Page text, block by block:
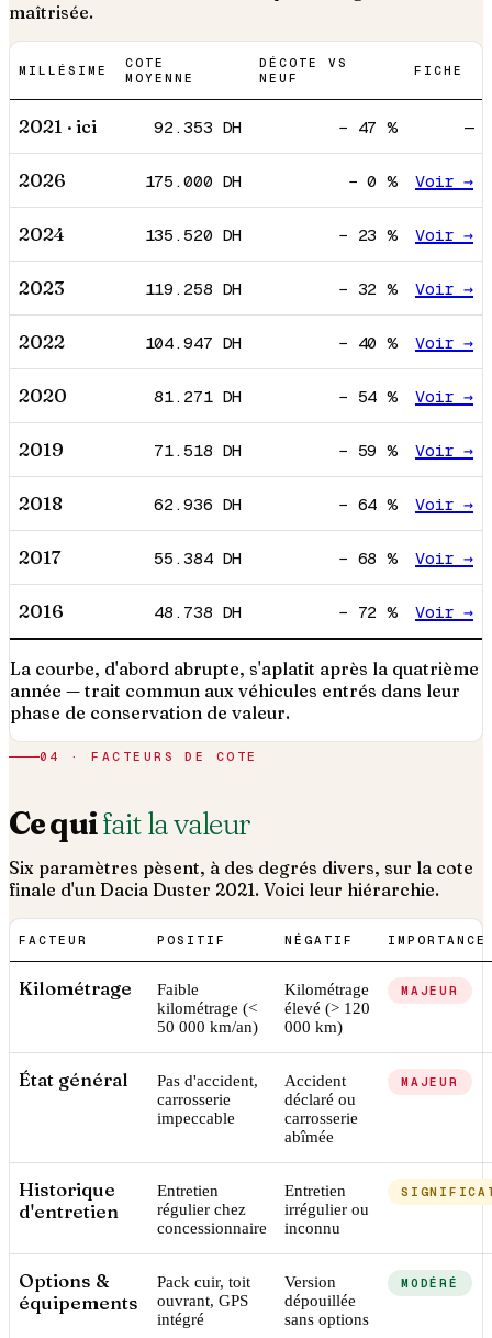
maîtrisée.
MILLÉSIME
COTE
MOYENNE
DÉCOTE VS
NEUF
FICHE
2021 · ici 92.353 DH − 47 % —
2026 175.000 DH −0 % Voir →
2024 135.520 DH − 23 % Voir →
2023 119.258 DH − 32 % Voir →
2022 104.947 DH − 40 % Voir →
2020 81.271DH − 54 % Voir →
2019 71.518 DH − 59 % Voir →
2018 62.936 DH − 64 % Voir →
2017 55.384DH − 68 % Voir →
2016 48.738 DH − 72 % Voir →
La courbe, d'abord abrupte, s'aplatit après la quatrième
année — trait commun aux véhicules entrés dans leur
phase de conservation de valeur.
04 · FACTEURS DE COTE
Ce quifait la valeur
Six paramètres pèsent, à des degrés divers, sur la cote
finale d'un Dacia Duster 2021. Voici leur hiérarchie.
FACTEUR POSITIF NÉGATIF IMPORTANCE
Kilométrage
Faible
kilométrage (<
50 000 km/an)
Kilométrage
élevé (> 120
000 km)
MAJEUR
État général
Pas d'accident,
carrosserie
impeccable
Accident
déclaré ou
carrosserie
abîmée
MAJEUR
Historique
d'entretien
Entretien
régulier chez
concessionnaire
Entretien
irrégulier ou
inconnu
Options &
équipements
Pack cuir, toit
ouvrant, GPS
intégré
Version
dépouillée
sans options
MODÉRÉ